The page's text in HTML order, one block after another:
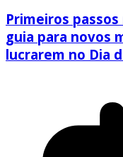
Primeiros
guia para novos
lucrarem no Dia